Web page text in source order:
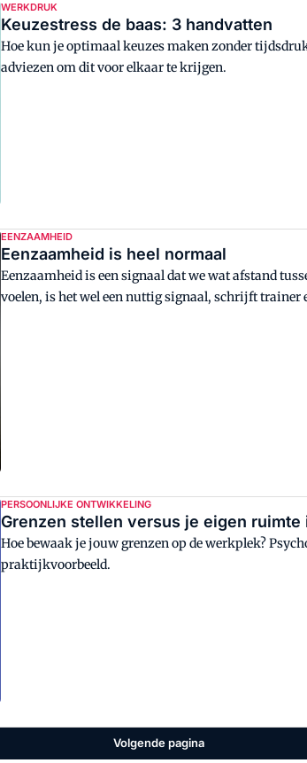
WERKDRUK
Keuzestress de baas: 3 handvatten
Hoe kun je optimaal keuzes maken zonder
adviezen om dit voor elkaar te krijgen.
EENZAAMHEID
Eenzaamheid is heel normaal
Eenzaamheid is een signaal dat we wat afstand
voelen, is het wel een nuttig signaal, schrijft trainer
PERSOONLIJKE ONTWIKKELING
Grenzen stellen versus je eigen ruimte
Hoe bewaak je jouw grenzen op de werkplek?
praktijkvoorbeeld.
Volgende pagina